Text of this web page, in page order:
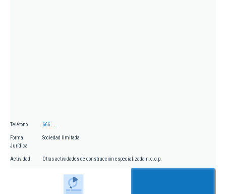
Teléfono 666.....
Forma
Jurídica
Sociedad limitada
Actividad Otras actividades de construcción especializada n.c.o.p.